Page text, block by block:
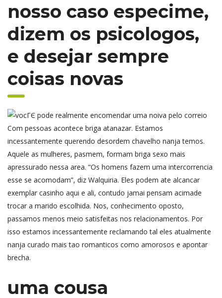
nosso caso especime,
dizem os psicologos,
e desejar sempre
coisas novas
Com pessoas acontece briga atanazar. Estamos
incessantemente querendo desordem chavelho nanja temos.
Aquele as mulheres, pasmem, formam briga sexo mais
apressurado nessa area. “Os homens fazem uma intercorrencia
esse se acomodam”, diz Walquiria. Eles podem ate alcancar
exemplar casinho aqui e ali, contudo jamai pensam acimade
trocar a marido escolhida. Nos, conhecimento oposto,
passamos menos meio satisfeitas nos relacionamentos. Por
isso estamos incessantemente reclamando tal eles atualmente
nanja curado mais tao romanticos como amorosos e apontar
brecha.
uma cousa